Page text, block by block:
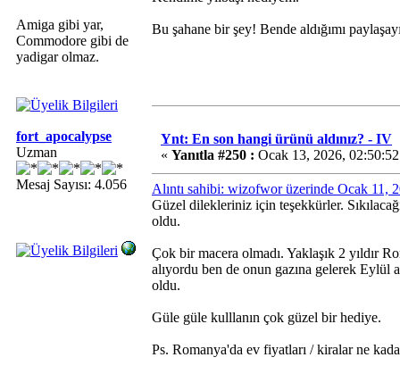
Amiga gibi yar,
Commodore gibi de
yadigar olmaz.
Bu şahane bir şey! Bende aldığımı
fort_apocalypse
Uzman
Mesaj Sayısı: 4.056
Ynt: En son hangi ürünü aldınız? - IV
« Yanıtla #250 : Ocak 13, 2026,
Alıntı sahibi: wizofwor üzerinde Ocak 11,
Güzel dilekleriniz için teşekkürler.
oldu.
Çok bir macera olmadı. Yaklaşık 2 yıldır
alıyordu ben de onun gazına gelerek Eylül
oldu.
Güle güle kulllanın çok güzel bir hediye.
Ps. Romanya'da ev fiyatları / kiralar ne